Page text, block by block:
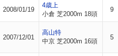
2008/01/19
4歳上
小倉 芝2000m 18頭
9
2007/12/01
高山特
中京 芝2000m 16頭
5